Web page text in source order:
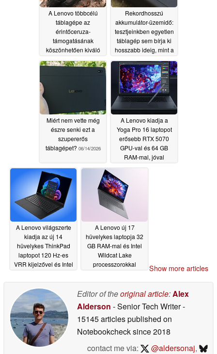
A Lenovo többcélú
táblagépe az
érintőceruza-
támogatásának
köszönhetően kiváló
számára06/14/2026
Rekordhosszú
akkumulátor-üzemidő:
tesztjeinkben egyetlen
táblagép sem bírja ki
hosszabb ideig, mint a
06/14/2026
Miért nem vette még
észre senki ezt a
szupererős
táblagépet? 06/14/2026
A Lenovo kiadja a
Yoga Pro 16 laptopot
erősebb RTX 5070
GPU-val és 64 GB
RAM-mal, jóval
A Lenovo világszerte
kiadja az új 14
hüvelykes ThinkPad
laptopot 120 Hz-es
VRR kijelzővel és Intel
06/09/2026
A Lenovo új 17
hüvelykes laptopja 32
GB RAM-mal és Intel
Wildcat Lake
processzorokkal
megjelenést kap
Show more articles
Editor of theoriginal article:Alex
Alderson - Senior Tech Writer-
15145 articles published on
Notebookchecksince 2018
contact me via:
@aldersonaj,